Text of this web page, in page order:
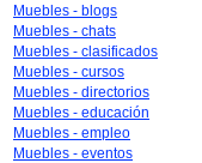
Muebles - blogs
Muebles - chats
Muebles - clasificados
Muebles - cursos
Muebles - directorios
Muebles - educación
Muebles - empleo
Muebles - eventos